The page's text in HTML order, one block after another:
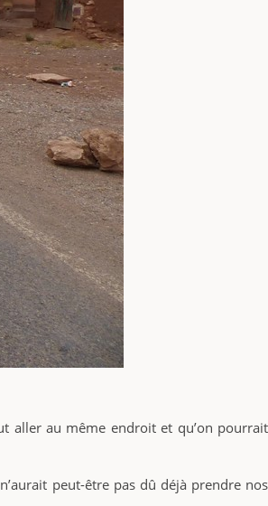
aller au même endroit et qu’on pourrait
peut-être pas dû déjà prendre nos